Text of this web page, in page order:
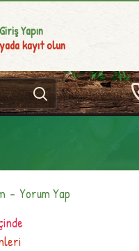
Giriş Yapın
yada kayıt olun
- Yorum Yap